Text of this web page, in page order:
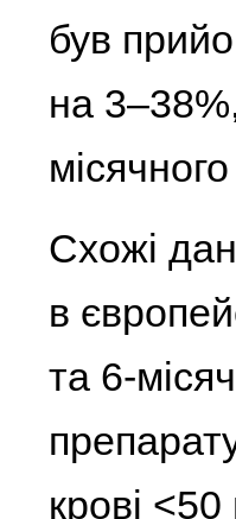
був
на
Схожі
в
та 6-
крові